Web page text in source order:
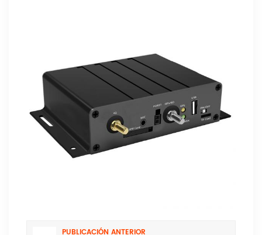
PUBLICACIÓN ANTERIOR